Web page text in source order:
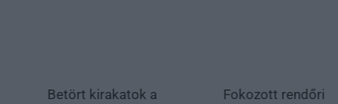
Betört kirakatok a
Fokozott rendőri